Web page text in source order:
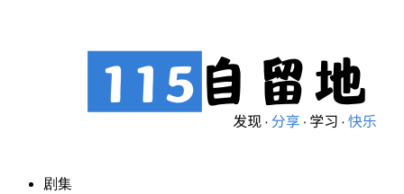
剧集